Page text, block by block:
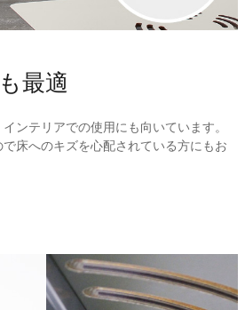
最適
ンテリアでの使用にも向いています。
床へのキズを心配されている方にもお